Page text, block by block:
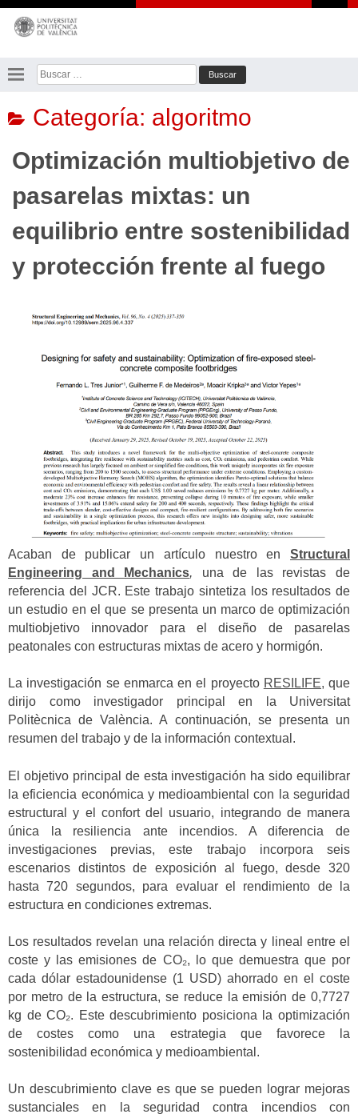
Saltar
contenido
Buscar:
Categoría: algoritmo
Optimización multiobjetivo de
pasarelas mixtas: un
equilibrio entre sostenibilidad
y protección frente al fuego
Acaban de publicar un artículo nuestro en Structural
Engineering and Mechanics, una de las revistas de
referencia del JCR. Este trabajo sintetiza los resultados de
un estudio en el que se presenta un marco de optimización
multiobjetivo innovador para el diseño de pasarelas
peatonales con estructuras mixtas de acero y hormigón.
La investigación se enmarca en el proyecto RESILIFE, que
dirijo como investigador principal en la Universitat
Politècnica de València. A continuación, se presenta un
resumen del trabajo y de la información contextual.
El objetivo principal de esta investigación ha sido equilibrar
la eficiencia económica y medioambiental con la seguridad
estructural y el confort del usuario, integrando de manera
única la resiliencia ante incendios. A diferencia de
investigaciones previas, este trabajo incorpora seis
escenarios distintos de exposición al fuego, desde 320
hasta 720 segundos, para evaluar el rendimiento de la
estructura en condiciones extremas.
Los resultados revelan una relación directa y lineal entre el
coste y las emisiones de CO₂, lo que demuestra que por
cada dólar estadounidense (1 USD) ahorrado en el coste
por metro de la estructura, se reduce la emisión de 0,7727
kg de CO₂. Este descubrimiento posiciona la optimización
de costes como una estrategia que favorece la
sostenibilidad económica y medioambiental.
Un descubrimiento clave es que se pueden lograr mejoras
sustanciales en la seguridad contra incendios con